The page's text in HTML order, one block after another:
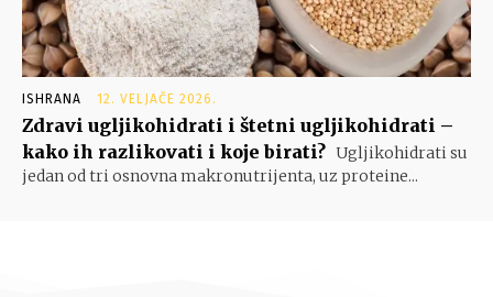
ISHRANA 12. VELJAČE 2026.
Zdravi ugljikohidrati i štetni ugljikohidrati –
kako ih razlikovati i koje birati? Ugljikohidrati su
jedan od tri osnovna makronutrijenta, uz proteine...